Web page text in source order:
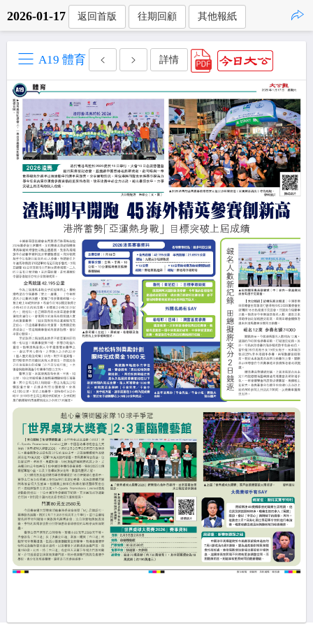
2026-01-17 返回首版 往期回顧 其他報紙
A19 體育 詳情